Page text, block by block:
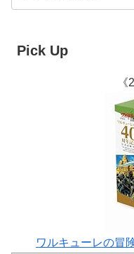
Pick Up
ワルキューレの冒